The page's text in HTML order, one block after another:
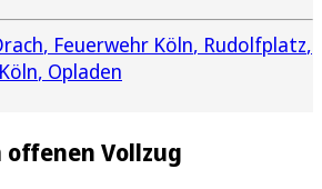
Feuerwehr Köln Rudolfplatz
Opladen
offenen Vollzug